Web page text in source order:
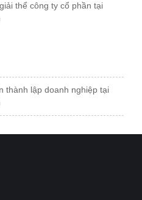
thể công ty cổ phần tại
thành lập doanh nghiệp tại